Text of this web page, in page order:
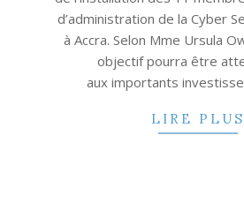
d’administration de la Cyber
à Accra. Selon Mme Ursula
objectif pourra être
aux importants
LIRE PLUS